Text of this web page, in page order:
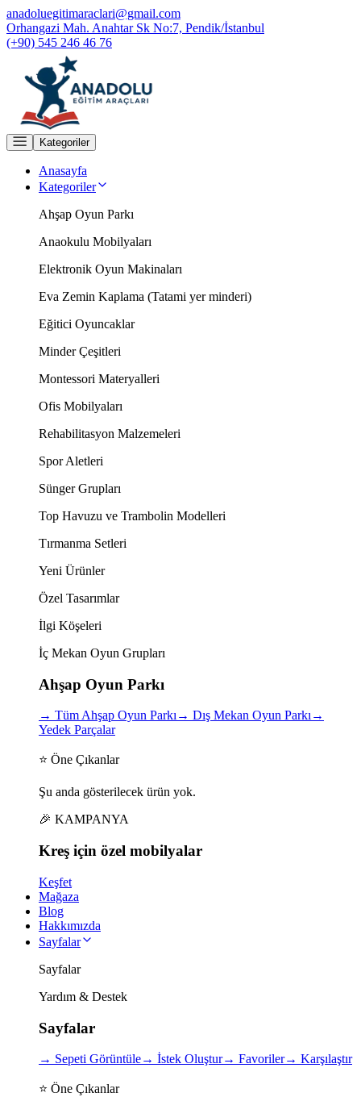
anadoluegitimaraclari@gmail.com
Orhangazi Mah. Anahtar Sk No:7, Pendik/İstanbul
(+90) 545 246 46 76
Kategoriler
Anasayfa
Kategoriler
Ahşap Oyun Parkı
Anaokulu Mobilyaları
Elektronik Oyun Makinaları
Eva Zemin Kaplama (Tatami yer minderi)
Eğitici Oyuncaklar
Minder Çeşitleri
Montessori Materyalleri
Ofis Mobilyaları
Rehabilitasyon Malzemeleri
Spor Aletleri
Sünger Grupları
Top Havuzu ve Trambolin Modelleri
Tırmanma Setleri
Yeni Ürünler
Özel Tasarımlar
İlgi Köşeleri
İç Mekan Oyun Grupları
Ahşap Oyun Parkı
→ Tüm Ahşap Oyun Parkı→ Dış Mekan Oyun Parkı→
Yedek Parçalar
⭐ Öne Çıkanlar
Şu anda gösterilecek ürün yok.
🎉 KAMPANYA
Kreş için özel mobilyalar
Keşfet
Mağaza
Blog
Hakkımızda
Sayfalar
Sayfalar
Yardım & Destek
Sayfalar
→ Sepeti Görüntüle→ İstek Oluştur→ Favoriler→ Karşılaştır
⭐ Öne Çıkanlar